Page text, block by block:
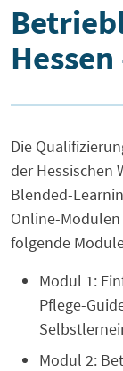
Die
der Hessischen
Blended-
Online-
folgende
Modul 1:
Pflege-
Modul 2: